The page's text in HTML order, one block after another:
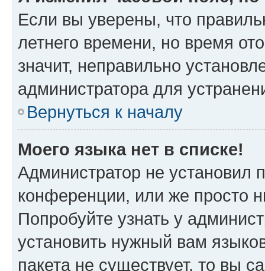
Если вы уверены, что
летнего времени, но время
значит, неправильно
администратора для
Вернуться к началу
Моего языка нет в списке!
Администратор не установил
конференции, или же просто
Попробуйте узнать у
установить нужный вам
пакета не существует, то вы